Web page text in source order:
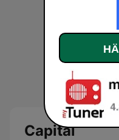
Capital